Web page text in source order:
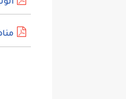
مناهج -